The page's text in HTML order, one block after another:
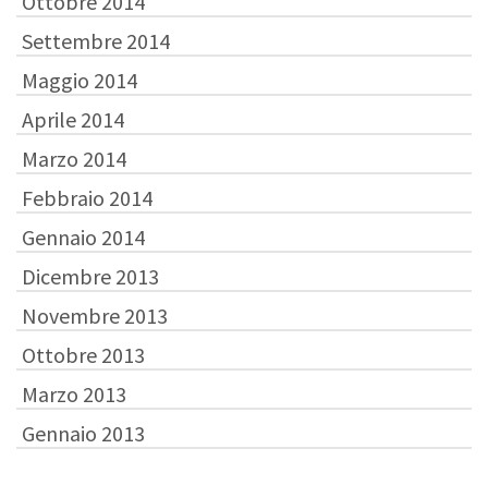
Settembre 2014
Maggio 2014
Aprile 2014
Marzo 2014
Febbraio 2014
Gennaio 2014
Dicembre 2013
Novembre 2013
Ottobre 2013
Marzo 2013
Gennaio 2013